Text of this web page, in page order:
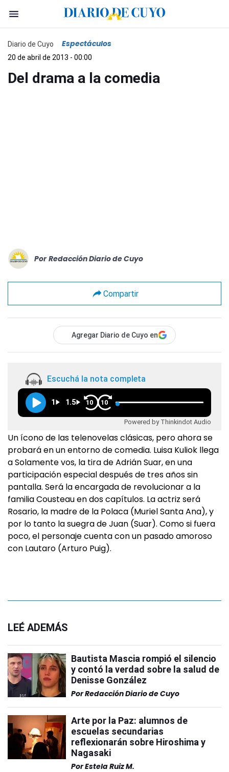
Diario de Cuyo Espectáculos
20 de abril de 2013 - 00:00
Del drama a la comedia
Por Redacción Diario de Cuyo
Compartir
Agregar Diario de Cuyo en
Escuchá la nota completa
1 1.5 10 10
Powered by Thinkindot Audio
Un ícono de las telenovelas clásicas, pero ahora se
probará en un entorno de comedia. Luisa Kuliok llega
a Solamente vos, la tira de Adrián Suar, en una
participación especial después de tres años sin
pantalla. Será la encargada de revolucionar a la
familia Cousteau en dos capítulos. La actriz será
Rosario, la madre de la Polaca (Muriel Santa Ana), y
por lo tanto la suegra de Juan (Suar). Como si fuera
poco, el personaje cuenta con un pasado amoroso
con Lautaro (Arturo Puig).
LEÉ ADEMÁS
Bautista Mascia rompió el silencio
y contó la verdad sobre la salud de
Denisse González
PorRedacción Diario de Cuyo
Arte por la Paz: alumnos de
escuelas secundarias
reflexionarán sobre Hiroshima y
Nagasaki
PorEstela Ruiz M.